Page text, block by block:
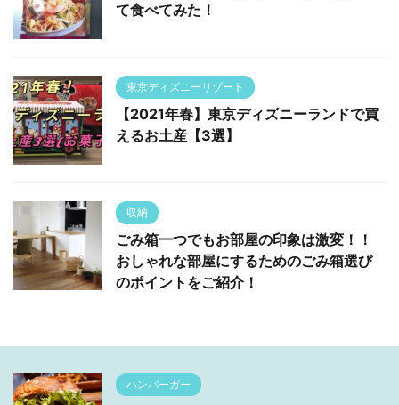
て食べてみた！
東京ディズニーリゾート
【2021年春】東京ディズニーランドで買
えるお土産【3選】
収納
ごみ箱一つでもお部屋の印象は激変！！
おしゃれな部屋にするためのごみ箱選び
のポイントをご紹介！
ハンバーガー